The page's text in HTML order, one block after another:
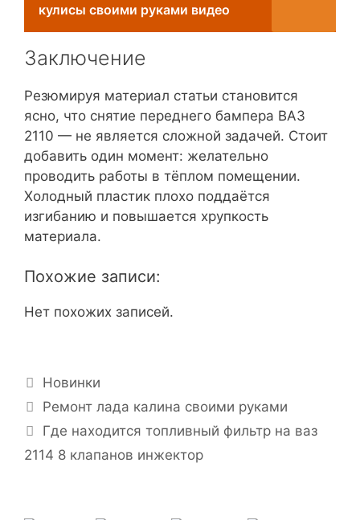
кулисы своими руками видео
Заключение
Резюмируя материал статьи становится
ясно, что снятие переднего бампера ВАЗ
2110 — не является сложной задачей. Стоит
добавить один момент: желательно
проводить работы в тёплом помещении.
Холодный пластик плохо поддаётся
изгибанию и повышается хрупкость
материала.
Похожие записи:
Нет похожих записей.
Р
у
р
и
Новинки
Н
а
и
Ремонт лада калина своими руками
Где находится топливный фильтр на ваз
2114 8 клапанов инжектор